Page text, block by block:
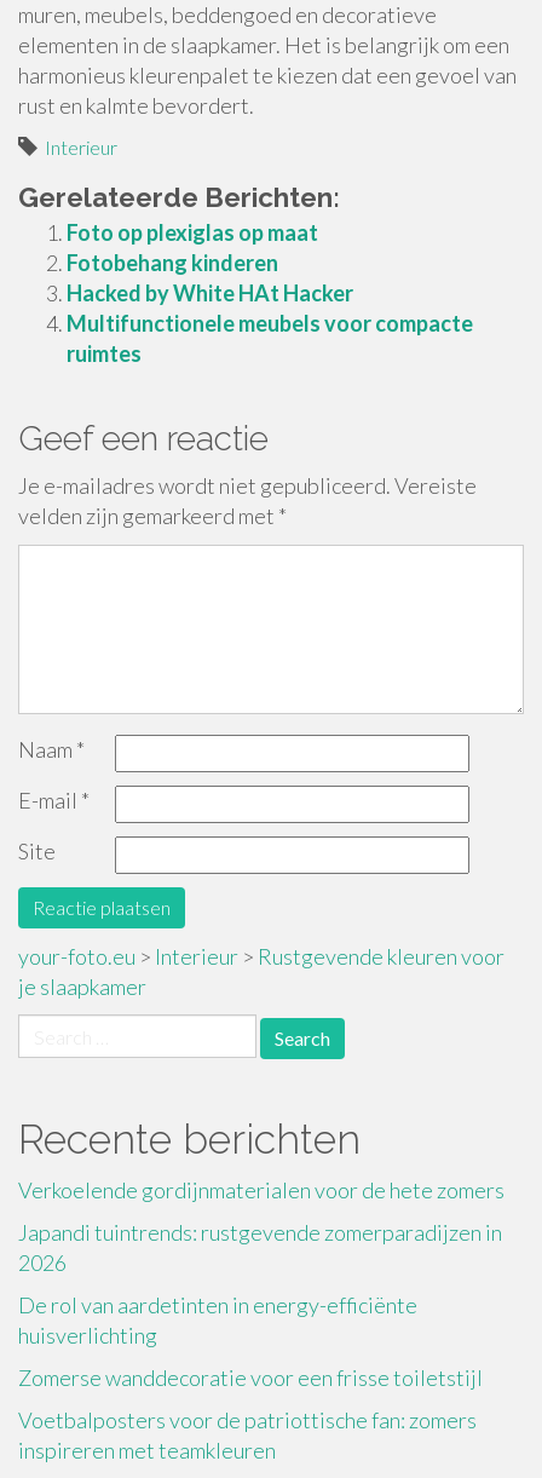
muren, meubels, beddengoed en decoratieve
elementen in de slaapkamer. Het is belangrijk om een
harmonieus kleurenpalet te kiezen dat een gevoel van
rust en kalmte bevordert.
Interieur
Gerelateerde Berichten:
Foto op plexiglas op maat
Fotobehang kinderen
Hacked by White HAt Hacker
Multifunctionele meubels voor compacte
ruimtes
Geef een reactie
Je e-mailadres wordt niet gepubliceerd.Vereiste
velden zijn gemarkeerd met *
Naam *
E-mail *
Site
your-foto.eu > Interieur > Rustgevende kleuren voor
je slaapkamer
for:
Recente berichten
Verkoelende gordijnmaterialen voor de hete zomers
Japandi tuintrends: rustgevende zomerparadijzen in
2026
De rol van aardetinten in energy-efficiënte
huisverlichting
Zomerse wanddecoratie voor een frisse toiletstijl
Voetbalposters voor de patriottische fan: zomers
inspireren met teamkleuren